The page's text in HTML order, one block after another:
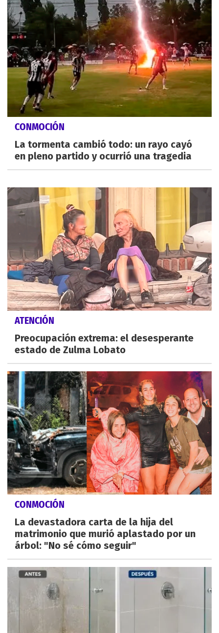
CONMOCIÓN
La tormenta cambió todo: un rayo cayó
en pleno partido y ocurrió una tragedia
ATENCIÓN
Preocupación extrema: el desesperante
estado de Zulma Lobato
CONMOCIÓN
La devastadora carta de la hija del
matrimonio que murió aplastado por un
árbol: "No sé cómo seguir"